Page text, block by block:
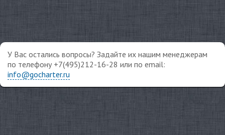
У Вас остались вопросы? Задайте их нашим менеджерам
по телефону +7(495)212-16-28 или по email:
info@gocharter.ru